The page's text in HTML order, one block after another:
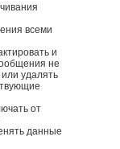
всеми
и
не
удалять
от
данные